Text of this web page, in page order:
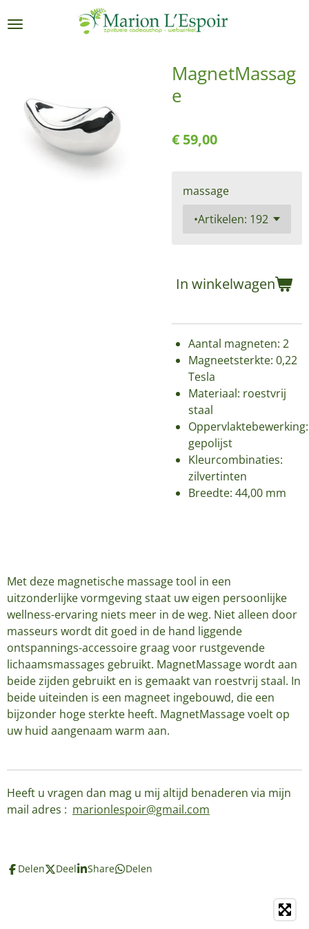
direct
MagnetMassag
e
€ 59,00
massage
In winkelwagen
Aantal magneten: 2
Magneetsterkte: 0,22
Tesla
Materiaal: roestvrij
staal
Oppervlaktebewerking:
gepolijst
Kleurcombinaties:
zilvertinten
Breedte: 44,00 mm
Met deze magnetische massage tool in een
uitzonderlijke vormgeving staat uw eigen persoonlijke
wellness-ervaring niets meer in de weg. Niet alleen door
masseurs wordt dit goed in de hand liggende
ontspannings-accessoire graag voor rustgevende
lichaamsmassages gebruikt. MagnetMassage wordt aan
beide zijden gebruikt en is gemaakt van roestvrij staal. In
beide uiteinden is een magneet ingebouwd, die een
bijzonder hoge sterkte heeft. MagnetMassage voelt op
uw huid aangenaam warm aan.
Heeft u vragen dan mag u mij altijd benaderen via mijn
mail adres : marionlespoir@gmail.com
Delen Deel Share Delen